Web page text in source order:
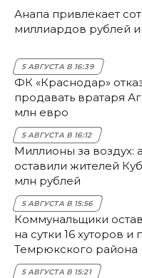
Анапа привлекает
миллиардов рублей
5 АВГУСТА В 16:39
ФК «Краснодар»
продавать вратаря
млн евро
5 АВГУСТА В 16:12
Миллионы за воздух:
оставили жителей
млн рублей
5 АВГУСТА В 15:56
Коммунальщики
на сутки 16 хуторов и
Темрюкского района
5 АВГУСТА В 15:21